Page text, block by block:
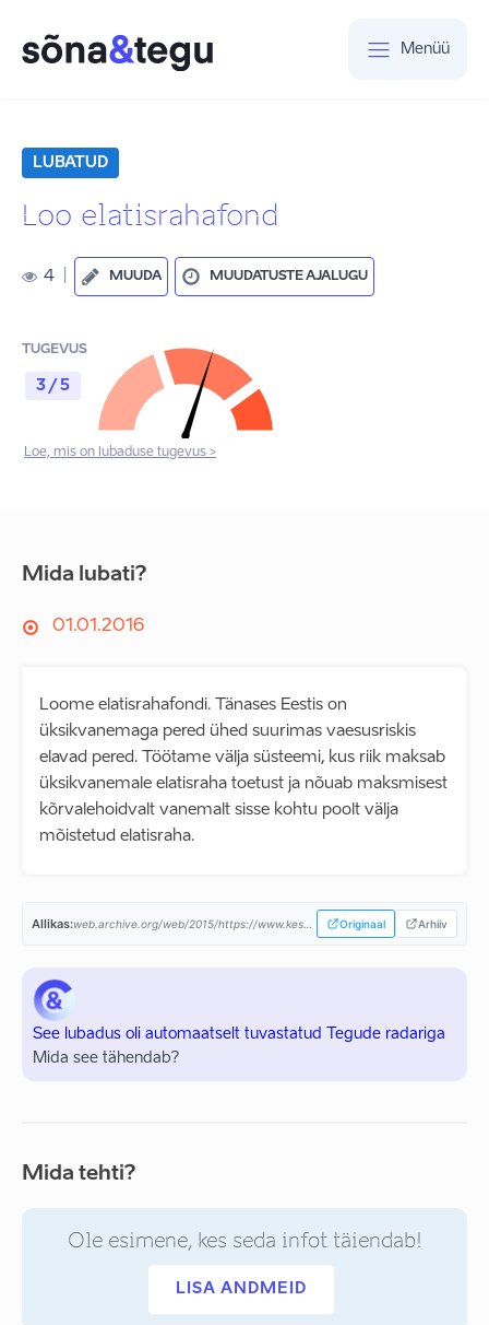
Menüü
LUBATUD
Loo elatisrahafond
4 MUUDA MUUDATUSTE AJALUGU
TUGEVUS
3 / 5
Loe, mis on lubaduse tugevus >
Mida lubati?
01.01.2016
Loome elatisrahafondi. Tänases Eestis on
üksikvanemaga pered ühed suurimas vaesusriskis
elavad pered. Töötame välja süsteemi, kus riik maksab
üksikvanemale elatisraha toetust ja nõuab maksmisest
kõrvalehoidvalt vanemalt sisse kohtu poolt välja
mõistetud elatisraha.
Allikas: Originaal Arhiiv
See lubadus oli automaatselt tuvastatud Tegude radariga
Mida see tähendab?
Mida tehti?
Ole esimene, kes seda infot täiendab!
LISA ANDMEID